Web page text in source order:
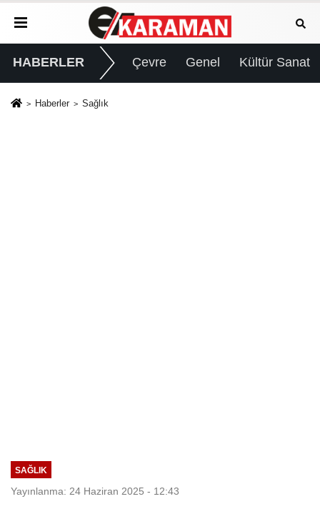
HABERLER Çevre Genel Kültür Sanat
Haberler Sağlık
SAĞLIK
Yayınlanma: 24 Haziran 2025 - 12:43